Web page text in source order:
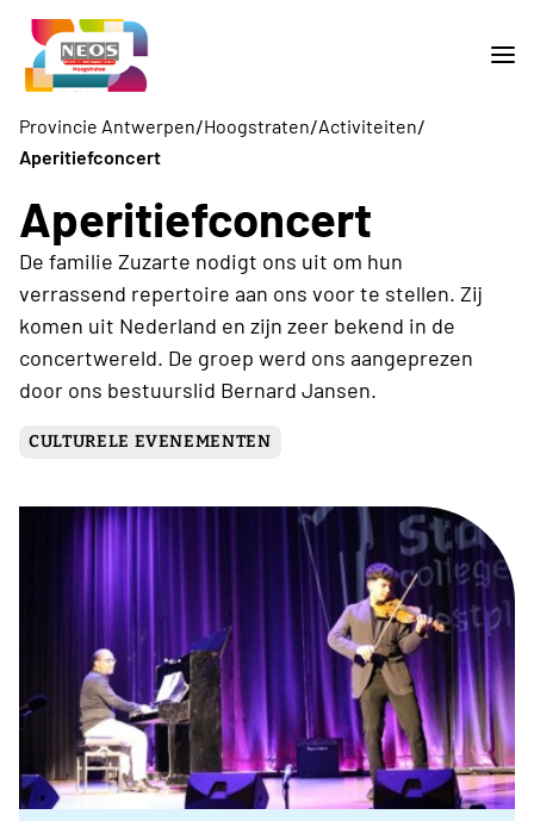
Provincie Antwerpen/Hoogstraten/Activiteiten/
Aperitiefconcert
Aperitiefconcert
De familie Zuzarte nodigt ons uit om hun
verrassend repertoire aan ons voor te stellen. Zij
komen uit Nederland en zijn zeer bekend in de
concertwereld. De groep werd ons aangeprezen
door ons bestuurslid Bernard Jansen.
CULTURELE EVENEMENTEN